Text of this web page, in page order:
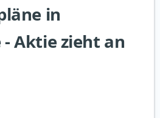
in
Aktie zieht an